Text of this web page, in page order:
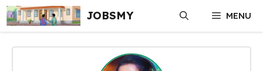
Skip
to
content
JOBSMY MENU